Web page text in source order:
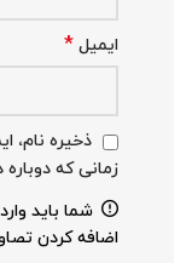
ایمیل *
ذخیره نام،
زمانی که
شما باید
اضافه کردن